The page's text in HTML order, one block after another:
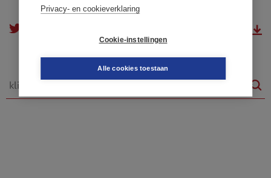
Privacy- en cookieverklaring
Cookie-instellingen
Alle cookies toestaan